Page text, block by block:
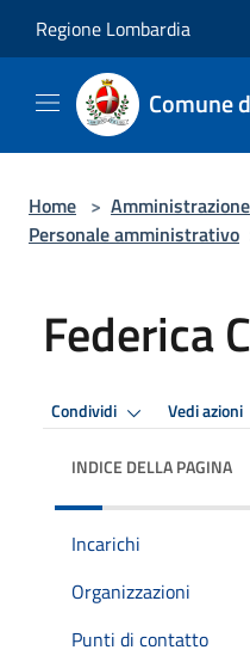
Regione Lombardia
Comune
Home > Amministrazione
Personale amministrativo
Federica
Condividi Vedi azioni
INDICE DELLA PAGINA
Incarichi
Organizzazioni
Punti di contatto